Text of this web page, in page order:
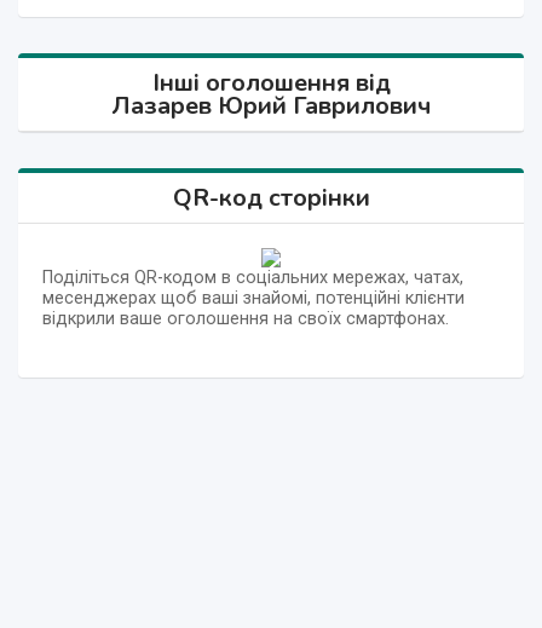
Інші оголошення від
Лазарев Юрий Гаврилович
QR-код сторінки
Поділіться QR-кодом в соціальних мережах, чатах,
месенджерах щоб ваші знайомі, потенційні клієнти
відкрили ваше оголошення на своїх смартфонах.